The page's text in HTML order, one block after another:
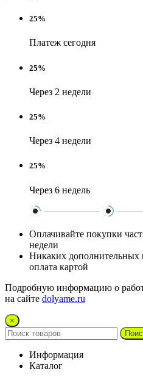
25%
Платеж сегодня
25%
Через 2 недели
25%
Через 4 недели
25%
Через 6 недель
Оплачивайте покупки
недели
Никаких
оплата картой
Подробную информацию о
на сайте dolyame.ru
×
Информация
Каталог